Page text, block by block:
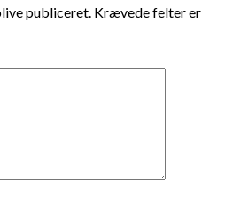
publiceret. Krævede felter er